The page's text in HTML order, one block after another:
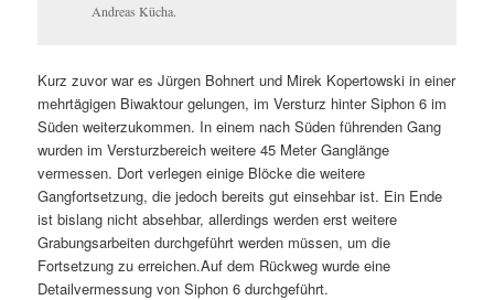
Andreas Kücha.
Kurz zuvor war es Jürgen Bohnert und Mirek Kopertowski in einer
mehrtägigen Biwaktour gelungen, im Versturz hinter Siphon 6 im
Süden weiterzukommen. In einem nach Süden führenden Gang
wurden im Versturzbereich weitere 45 Meter Ganglänge
vermessen. Dort verlegen einige Blöcke die weitere
Gangfortsetzung, die jedoch bereits gut einsehbar ist. Ein Ende
ist bislang nicht absehbar, allerdings werden erst weitere
Grabungsarbeiten durchgeführt werden müssen, um die
Fortsetzung zu erreichen.Auf dem Rückweg wurde eine
Detailvermessung von Siphon 6 durchgeführt.